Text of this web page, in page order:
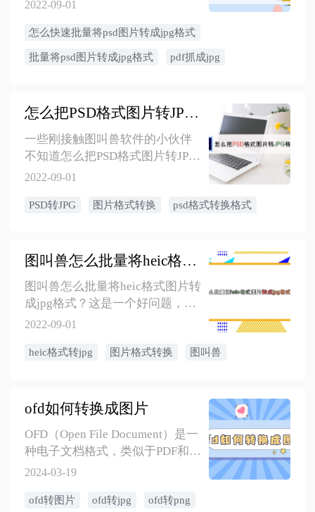
怎么快速批量将psd图片转成jpg格
式。
2022-09-01
怎么快速批量将psd图片转成jpg格式
批量将psd图片转成jpg格式 pdf抓成jpg
怎么把PSD格式图片转JPG格式
一些刚接触图叫兽软件的小伙伴
不知道怎么把PSD格式图片转JPG
格式？其实只需几步就可以轻松
PSD格式图片转JPG格式。
2022-09-01
PSD转JPG 图片格式转换 psd格式转换格式
图叫兽怎么批量将heic格式图片转成jpg格式
图叫兽怎么批量将heic格式图片转
成jpg格式？这是一个好问题，下
面小编就来为您演示图叫兽怎么
式。
2022-09-01
heic格式转jpg 图片格式转换 图叫兽
ofd如何转换成图片
OFD（Open File Document）是一
种电子文档格式，类似于PDF和
XPS等格式。OFD格式由中国自主
享、安全可靠等特点，因此在一
2024-03-19
ofd转图片 ofd转jpg ofd转png